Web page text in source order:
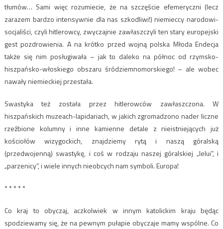
tłumów… Sami więc rozumiecie, że na szczęście efemeryczni (lecz
zarazem bardzo intensywnie dla nas szkodliwi!) niemieccy narodowi-
socjaliści, czyli hitlerowcy, zwyczajnie zawłaszczyli ten stary europejski
gest pozdrowienia. A na krótko przed wojną polska Młoda Endecja
także się nim posługiwała – jak to daleko na północ od rzymsko-
hiszpańsko-włoskiego obszaru śródziemnomorskiego! – ale wobec
nawały niemieckiej przestała.
Swastyka też została przez hitlerowców zawłaszczona. W
hiszpańskich muzeach-lapidariach, w jakich zgromadzono nader liczne
rzeźbione kolumny i inne kamienne detale z nieistniejących już
kościołów wizygockich, znajdziemy rytą i naszą góralską
(przedwojenną) swastykę, i coś w rodzaju naszej góralskiej „lelui”, i
„parzenicy”, i wiele innych nieobcych nam symboli. Europa!
* * * * *
Co kraj to obyczaj, aczkolwiek w innym katolickim kraju będąc
spodziewamy się, że na pewnym pułapie obyczaje mamy wspólne. Co